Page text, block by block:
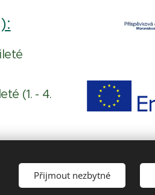
(1. - 4.
v roce 2020
údajů Cookies
Přijmout nezbytné